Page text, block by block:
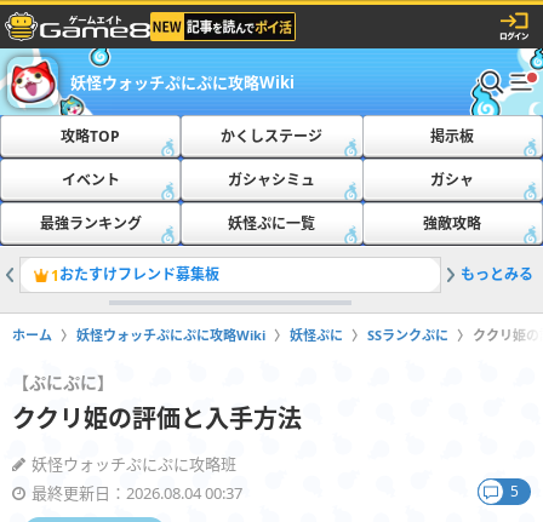
妖怪ウォッチぷにぷに攻略Wiki
攻略TOP かくしステージ 掲示板
イベント ガシャシミュ ガシャ
最強ランキング 妖怪ぷに一覧 強敵攻略
1おたすけフレンド募集板 2ともだ
もっとみる
ホーム 妖怪ウォッチぷにぷに攻略Wiki 妖怪ぷに SSランクぷに ククリ姫
【ぷにぷに】
ククリ姫の評価と入手方法
妖怪ウォッチぷにぷに攻略班
最終更新日：2026.08.04 00:37
5